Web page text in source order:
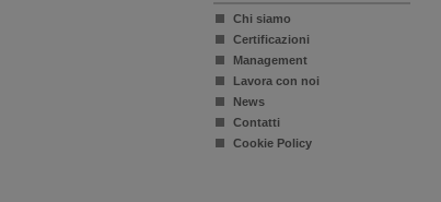
Chi siamo
Certificazioni
Management
Lavora con noi
News
Contatti
Cookie Policy